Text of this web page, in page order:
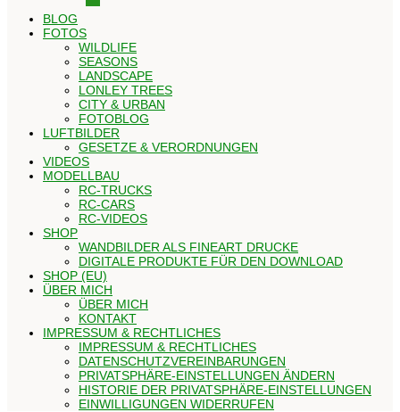
BLOG
FOTOS
WILDLIFE
SEASONS
LANDSCAPE
LONLEY TREES
CITY & URBAN
FOTOBLOG
LUFTBILDER
GESETZE & VERORDNUNGEN
VIDEOS
MODELLBAU
RC-TRUCKS
RC-CARS
RC-VIDEOS
SHOP
WANDBILDER ALS FINEART DRUCKE
DIGITALE PRODUKTE FÜR DEN DOWNLOAD
SHOP (EU)
ÜBER MICH
ÜBER MICH
KONTAKT
IMPRESSUM & RECHTLICHES
IMPRESSUM & RECHTLICHES
DATENSCHUTZVEREINBARUNGEN
PRIVATSPHÄRE-EINSTELLUNGEN ÄNDERN
HISTORIE DER PRIVATSPHÄRE-EINSTELLUNGEN
EINWILLIGUNGEN WIDERRUFEN